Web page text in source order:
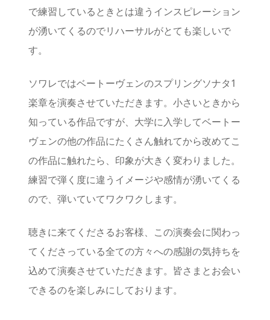
で練習しているときとは違うインスピレーション
が湧いてくるのでリハーサルがとても楽しいで
す。
ソワレではベートーヴェンのスプリングソナタ1
楽章を演奏させていただきます。小さいときから
知っている作品ですが、大学に入学してベートー
ヴェンの他の作品にたくさん触れてから改めてこ
の作品に触れたら、印象が大きく変わりました。
練習で弾く度に違うイメージや感情が湧いてくる
ので、弾いていてワクワクします。
聴きに来てくださるお客様、この演奏会に関わっ
てくださっている全ての方々への感謝の気持ちを
込めて演奏させていただきます。皆さまとお会い
できるのを楽しみにしております。